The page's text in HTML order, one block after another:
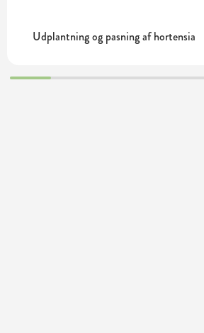
Udplantning og pasning af hortensia